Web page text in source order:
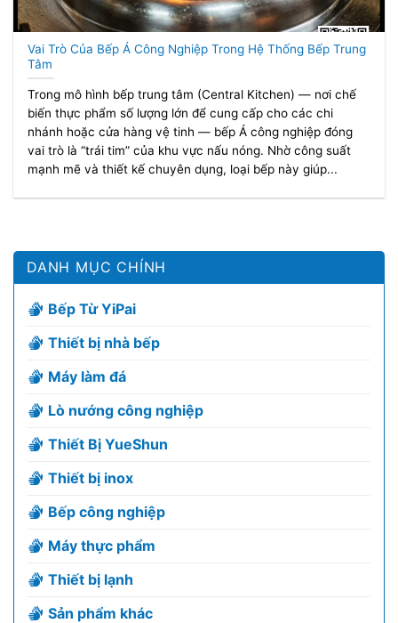
Vai Trò Của Bếp Á Công Nghiệp Trong Hệ Thống Bếp Trung
Tâm
Trong mô hình bếp trung tâm (Central Kitchen) — nơi chế
biến thực phẩm số lượng lớn để cung cấp cho các chi
nhánh hoặc cửa hàng vệ tinh — bếp Á công nghiệp đóng
vai trò là “trái tim” của khu vực nấu nóng. Nhờ công suất
mạnh mẽ và thiết kế chuyên dụng, loại bếp này giúp...
DANH MỤC CHÍNH
Bếp Từ YiPai
Thiết bị nhà bếp
Máy làm đá
Lò nướng công nghiệp
Thiết Bị YueShun
Thiết bị inox
Bếp công nghiệp
Máy thực phẩm
Thiết bị lạnh
Sản phẩm khác